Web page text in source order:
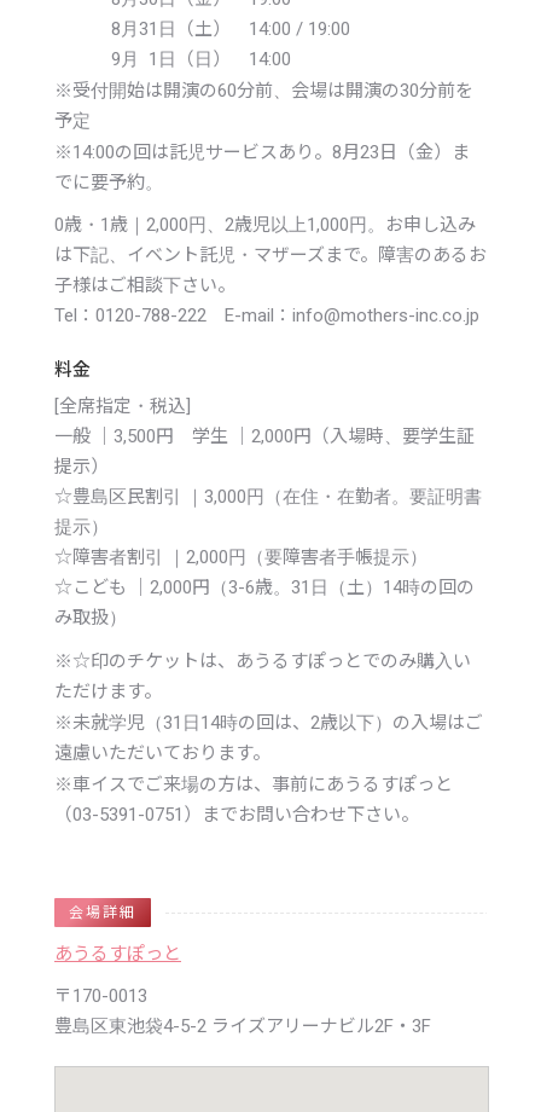
8月31日（土） 14:00 / 19:00
9月 1日（日） 14:00
※受付開始は開演の60分前、会場は開演の30分前を
予定
※14:00の回は託児サービスあり。8月23日（金）ま
でに要予約。
0歳・1歳｜2,000円、2歳児以上1,000円。お申し込み
は下記、イベント託児・マザーズまで。障害のあるお
子様はご相談下さい。
Tel：0120-788-222 E-mail：info@mothers-inc.co.jp
料金
[全席指定・税込]
一般 ｜3,500円 学生 ｜2,000円（入場時、要学生証
提示）
☆豊島区民割引 ｜3,000円（在住・在勤者。要証明書
提示）
☆障害者割引 ｜2,000円（要障害者手帳提示）
☆こども ｜2,000円（3-6歳。31日（土）14時の回の
み取扱）
※☆印のチケットは、あうるすぽっとでのみ購入い
ただけます。
※未就学児（31日14時の回は、2歳以下）の入場はご
遠慮いただいております。
※車イスでご来場の方は、事前にあうるすぽっと
（03-5391-0751）までお問い合わせ下さい。
会場詳細
あうるすぽっと
〒170-0013
豊島区東池袋4-5-2 ライズアリーナビル2F・3F